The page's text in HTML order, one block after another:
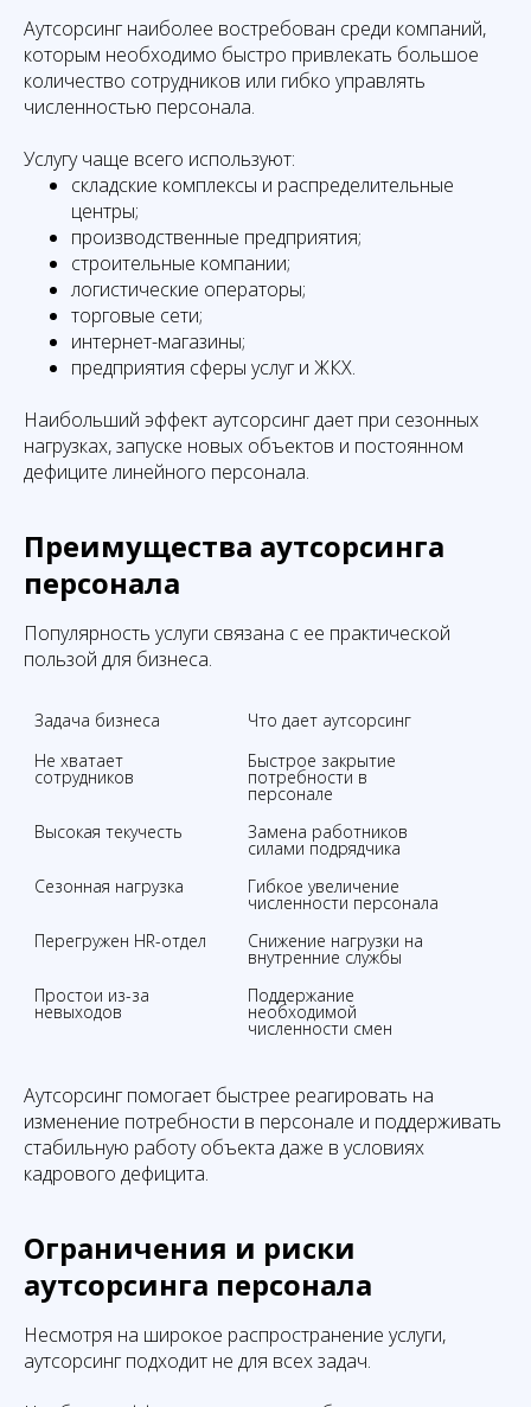
Аутсорсинг наиболее востребован среди компаний,
которым необходимо быстро привлекать большое
количество сотрудников или гибко управлять
численностью персонала.
Услугу чаще всего используют:
складские комплексы и распределительные
центры;
производственные предприятия;
строительные компании;
логистические операторы;
торговые сети;
интернет-магазины;
предприятия сферы услуг и ЖКХ.
Наибольший эффект аутсорсинг дает при сезонных
нагрузках, запуске новых объектов и постоянном
дефиците линейного персонала.
Преимущества аутсорсинга
персонала
Популярность услуги связана с ее практической
пользой для бизнеса.
Задача бизнеса
Что дает аутсорсинг
Не хватает
сотрудников
Быстрое закрытие
потребности в
персонале
Высокая текучесть
Замена работников
силами подрядчика
Сезонная нагрузка
Гибкое увеличение
численности персонала
Перегружен HR-отдел
Снижение нагрузки на
внутренние службы
Простои из-за
невыходов
Поддержание
необходимой
численности смен
Аутсорсинг помогает быстрее реагировать на
изменение потребности в персонале и поддерживать
стабильную работу объекта даже в условиях
кадрового дефицита.
Ограничения и риски
аутсорсинга персонала
Несмотря на широкое распространение услуги,
аутсорсинг подходит не для всех задач.